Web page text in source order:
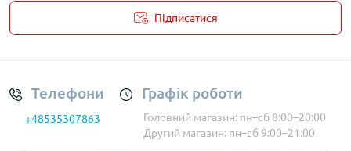
Підписатися
Телефони
+48535307863
Графік роботи
Головний магазин: пн–сб 8:00–20:00
Другий магазин: пн–сб 9:00–21:00